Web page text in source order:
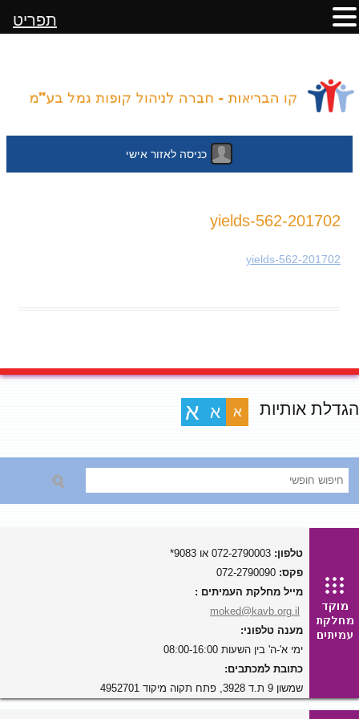
כניסה לאזור אישי
201702-yields-562
201702-yields-562
הגדלת אותיות א א א
טלפון:
פקס:
מייל מחלקת העמיתים :
moked@kavb.org.il
מענה טלפוני:
ימי א'-ה' בין השעות 08:00-16:00
כתובת למכתבים:
שמשון 9 ת.ד 3928, פתח תקוה מיקוד 4952701
תפריט